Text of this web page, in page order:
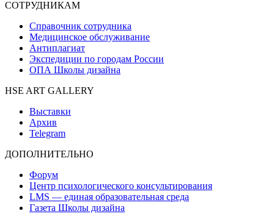
СОТРУДНИКАМ
Справочник сотрудника
Медицинское обслуживание
Антиплагиат
Экспедиции по городам России
ОПА Школы дизайна
HSE ART GALLERY
Выставки
Архив
Telegram
ДОПОЛНИТЕЛЬНО
Форум
Центр психологического консультирования
LMS — единая образовательная среда
Газета Школы дизайна